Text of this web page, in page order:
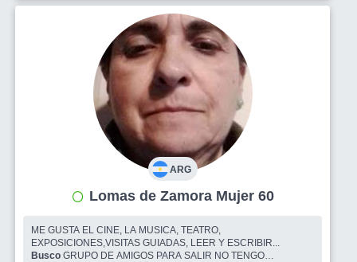
ARG
Lomas de Zamora Mujer 60
ME GUSTA EL CINE, LA MUSICA, TEATRO,
EXPOSICIONES,VISITAS GUIADAS, LEER Y ESCRIBIR...
Busco GRUPO DE AMIGOS PARA SALIR NO TENGO